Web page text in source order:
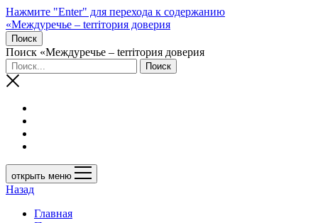
Нажмите "Enter" для перехода к содержанию
«Междуречье – terriтория доверия
Поиск
Поиск «Междуречье – terriтория доверия
открыть меню
Назад
Главная